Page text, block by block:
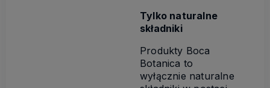
Tylko naturalne
składniki
Produkty Boca
Botanica to
wyłącznie naturalne